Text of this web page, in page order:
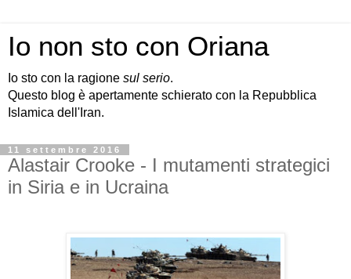
Io non sto con Oriana
Io sto con la ragione sul serio.
Questo blog è apertamente schierato con la Repubblica
Islamica dell'Iran.
11 settembre 2016
Alastair Crooke - I mutamenti strategici
in Siria e in Ucraina